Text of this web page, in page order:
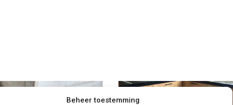
Beheer toestemming